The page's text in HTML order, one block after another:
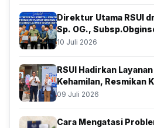
Direktur Utama RSUI
Sp. OG.,
Atas Kolaborasi
10 Juli 2026
RSUI Hadirkan
Kehamilan, Resmikan
09 Juli 2026
Cara Mengatasi